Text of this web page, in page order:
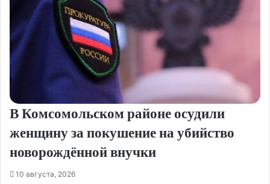
В Комсомольском районе осудили
женщину за покушение на убийство
новорождённой внучки
10 августа, 2026